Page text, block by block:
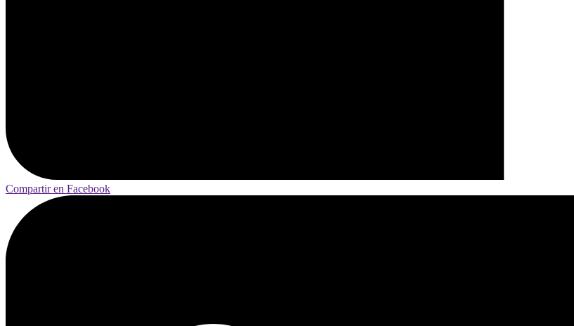
Compartir en Facebook